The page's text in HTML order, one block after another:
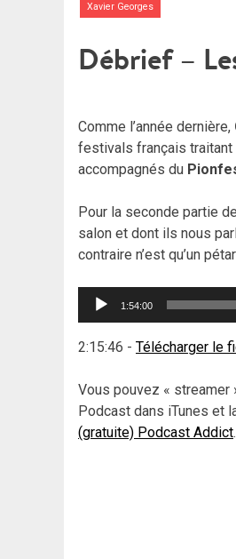
Xavier Georges
Débrief –
Comme l’année dernière,
festivals français traitant
accompagnés du
Pour la seconde partie
salon et dont ils nous
contraire n’est qu’un
Lecteur
1:54:00
2:15:46 - Télécharger le
Vous pouvez « streamer
Podcast dans iTunes et
(gratuite) Podcast Addict.